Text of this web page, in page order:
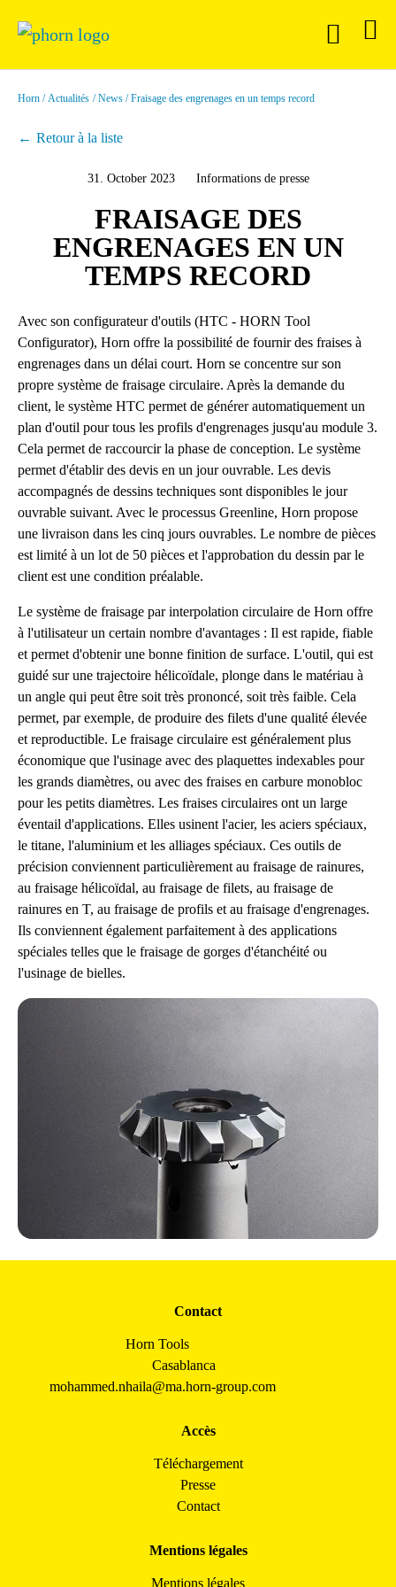
Horn Actualités News Fraisage des engrenages en un temps record
Retour à la liste
31. October 2023 Informations de presse
FRAISAGE DES
ENGRENAGES EN UN
TEMPS RECORD
Avec son configurateur d'outils (HTC - HORN Tool
Configurator), Horn offre la possibilité de fournir des fraises à
engrenages dans un délai court. Horn se concentre sur son
propre système de fraisage circulaire. Après la demande du
client, le système HTC permet de générer automatiquement un
plan d'outil pour tous les profils d'engrenages jusqu'au module 3.
Cela permet de raccourcir la phase de conception. Le système
permet d'établir des devis en un jour ouvrable. Les devis
accompagnés de dessins techniques sont disponibles le jour
ouvrable suivant. Avec le processus Greenline, Horn propose
une livraison dans les cinq jours ouvrables. Le nombre de pièces
est limité à un lot de 50 pièces et l'approbation du dessin par le
client est une condition préalable.
Le système de fraisage par interpolation circulaire de Horn offre
à l'utilisateur un certain nombre d'avantages : Il est rapide, fiable
et permet d'obtenir une bonne finition de surface. L'outil, qui est
guidé sur une trajectoire hélicoïdale, plonge dans le matériau à
un angle qui peut être soit très prononcé, soit très faible. Cela
permet, par exemple, de produire des filets d'une qualité élevée
et reproductible. Le fraisage circulaire est généralement plus
économique que l'usinage avec des plaquettes indexables pour
les grands diamètres, ou avec des fraises en carbure monobloc
pour les petits diamètres. Les fraises circulaires ont un large
éventail d'applications. Elles usinent l'acier, les aciers spéciaux,
le titane, l'aluminium et les alliages spéciaux. Ces outils de
précision conviennent particulièrement au fraisage de rainures,
au fraisage hélicoïdal, au fraisage de filets, au fraisage de
rainures en T, au fraisage de profils et au fraisage d'engrenages.
Ils conviennent également parfaitement à des applications
spéciales telles que le fraisage de gorges d'étanchéité ou
l'usinage de bielles.
Contact
Horn Tools
Casablanca
mohammed.nhaila@ma.horn-group.com
Accès
Téléchargement
Presse
Contact
Mentions légales
Mentions légales